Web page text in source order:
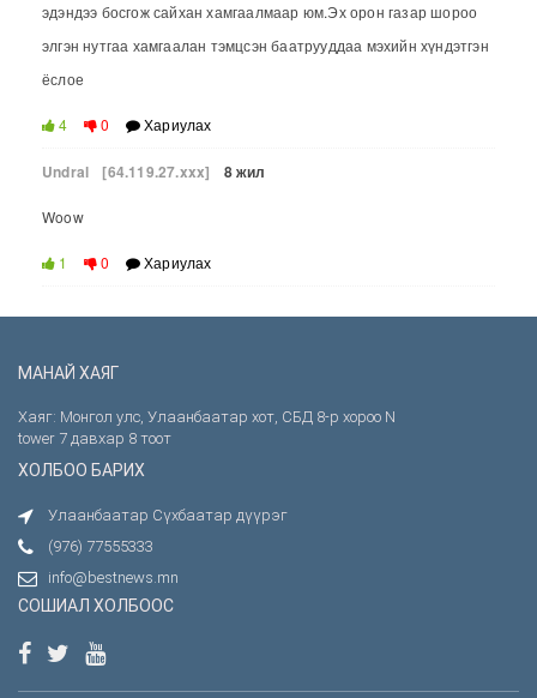
эдэндээ босгож сайхан хамгаалмаар юм.Эх орон газар шороо
элгэн нутгаа хамгаалан тэмцсэн баатрууддаа мэхийн хүндэтгэн
ёслое
4 0 Хариулах
Undral [64.119.27.xxx] 8 жил
Woow
1 0 Хариулах
МАНАЙ ХАЯГ
Хаяг: Монгол улс, Улаанбаатар хот, СБД 8-р хороо N
tower 7 давхар 8 тоот
ХОЛБОО БАРИХ
Улаанбаатар Сүхбаатар дүүрэг
(976) 77555333
info@bestnews.mn
СОШИАЛ ХОЛБООС